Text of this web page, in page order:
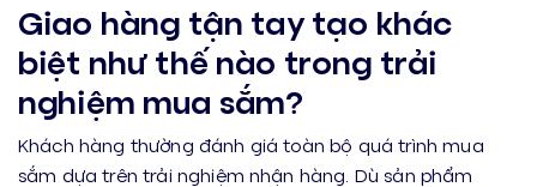
Giao hàng tận tay tạo khác
biệt như thế nào trong trải
nghiệm mua sắm?
Khách hàng thường đánh giá toàn bộ quá trình mua
sắm dựa trên trải nghiệm nhận hàng. Dù sản phẩm